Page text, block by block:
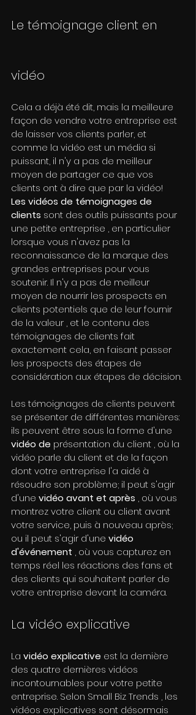
Le témoignage client en
vidéo
Cela a déjà été dit, mais la meilleure
façon de vendre votre entreprise est
de laisser vos clients parler, et
comme la vidéo est un média si
puissant, il n'y a pas de meilleur
moyen de partager ce que vos
clients ont à dire que par la vidéo!
Les vidéos de témoignages de
clients sont des outils puissants pour
une petite entreprise , en particulier
lorsque vous n'avez pas la
reconnaissance de la marque des
grandes entreprises pour vous
soutenir. Il n'y a pas de meilleur
moyen de nourrir les prospects en
clients potentiels que de leur fournir
de la valeur , et le contenu des
témoignages de clients fait
exactement cela, en faisant passer
les prospects des étapes de
considération aux étapes de décision.
Les témoignages de clients peuvent
se présenter de différentes manières:
ils peuvent être sous la forme d'une
vidéo de présentation du client , où la
vidéo parle du client et de la façon
dont votre entreprise l'a aidé à
résoudre son problème; il peut s'agir
d'une vidéo avant et après , où vous
montrez votre client ou client avant
votre service, puis à nouveau après;
ou il peut s'agir d'une vidéo
d'événement , où vous capturez en
temps réel les réactions des fans et
des clients qui souhaitent parler de
votre entreprise devant la caméra.
La vidéo explicative
La vidéo explicative est la dernière
des quatre dernières vidéos
incontournables pour votre petite
entreprise. Selon Small Biz Trends , les
vidéos explicatives sont désormais